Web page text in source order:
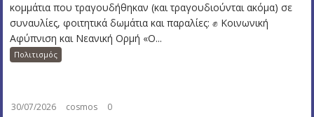
κομμάτια που τραγουδήθηκαν (και τραγουδιούνται ακόμα) σε
συναυλίες, φοιτητικά δωμάτια και παραλίες: ✊ Κοινωνική
Αφύπνιση και Νεανική Ορμή «Ο...
Πολιτισμός
30/07/2026 cosmos 0